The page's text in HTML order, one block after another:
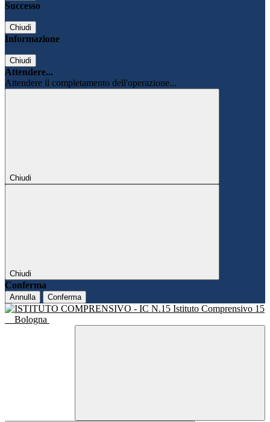
Successo
Chiudi
Informazione
Chiudi
Attendere...
Attendere il completamento dell'operazione...
Chiudi
Chiudi
Conferma
Annulla Conferma
Istituto Comprensivo 15
Bologna